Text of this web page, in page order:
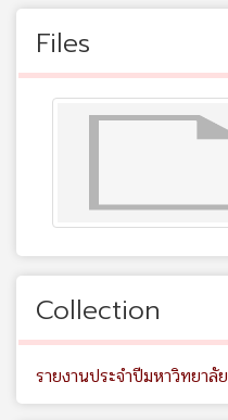
Files
Collection
รายงานประจำปีมหาวิทยาลัย